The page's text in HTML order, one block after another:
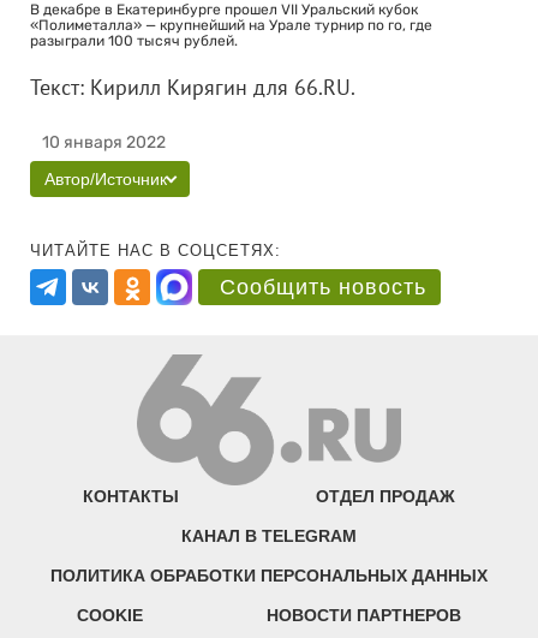
В декабре в Екатеринбурге прошел VII Уральский кубок
«Полиметалла» — крупнейший на Урале турнир по го, где
разыграли 100 тысяч рублей.
Текст: Кирилл Кирягин для 66.RU.
10 января 2022
Автор/Источник
ЧИТАЙТЕ НАС В СОЦСЕТЯХ:
Сообщить новость
КОНТАКТЫ ОТДЕЛ ПРОДАЖ
КАНАЛ В TELEGRAM
ПОЛИТИКА ОБРАБОТКИ ПЕРСОНАЛЬНЫХ ДАННЫХ
COOKIE НОВОСТИ ПАРТНЕРОВ